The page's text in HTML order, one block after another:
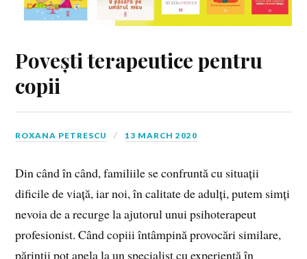
Povești terapeutice pentru
copii
ROXANA PETRESCU 13 MARCH 2020
Din când în când, familiile se confruntă cu situații
dificile de viață, iar noi, în calitate de adulți, putem simți
nevoia de a recurge la ajutorul unui psihoterapeut
profesionist. Când copiii întâmpină provocări similare,
părinții pot apela la un specialist cu experiență în